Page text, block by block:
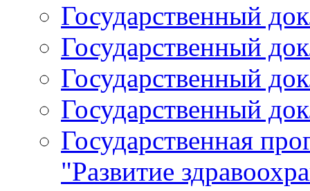
Государственный
Государственный
Государственный
Государственный
Государственная
"Развитие